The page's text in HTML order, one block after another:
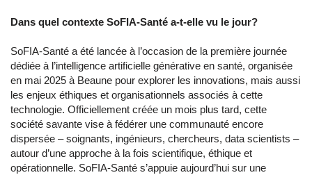
Dans quel contexte SoFIA-Santé a-t-elle vu le jour?
SoFIA-Santé a été lancée à l’occasion de la première journée
dédiée à l’intelligence artificielle générative en santé, organisée
en mai 2025 à Beaune pour explorer les innovations, mais aussi
les enjeux éthiques et organisationnels associés à cette
technologie. Officiellement créée un mois plus tard, cette
société savante vise à fédérer une communauté encore
dispersée – soignants, ingénieurs, chercheurs, data scientists –
autour d’une approche à la fois scientifique, éthique et
opérationnelle. SoFIA-Santé s’appuie aujourd’hui sur une